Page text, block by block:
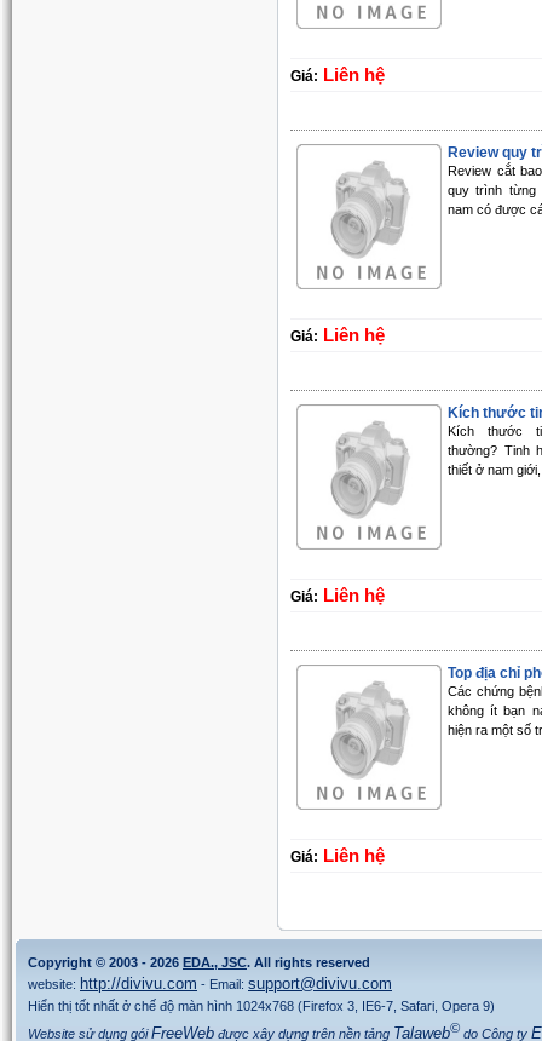
Giá: Liên hệ
Review quy
Review cắt
quy trình từng
nam có được
Giá: Liên hệ
Kích thước
Kích thước
thường? Tinh
thiết ở nam
Giá: Liên hệ
Top địa chỉ
Các chứng
không ít bạn
hiện ra một số
Giá: Liên hệ
Copyright © 2003 - 2026 EDA., JSC. All rights reserved
website: http://divivu.com - Email: support@divivu.com
Hiển thị tốt nhất ở chế độ màn hình 1024x768 (Firefox 3, IE6-7, Safari, Opera 9)
Website sử dụng góiFreeWeb được xây dựng trên nền tảng Talaweb© do Công ty